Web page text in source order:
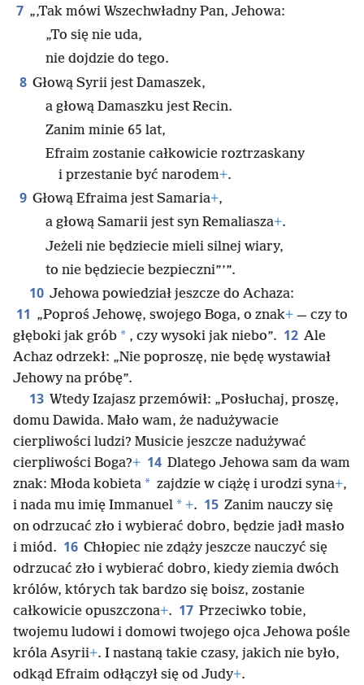
7 „‚Tak mówi Wszechwładny Pan, Jehowa:
„To się nie uda,
nie dojdzie do tego.
8 Głową Syrii jest Damaszek,
a głową Damaszku jest Recin.
Zanim minie 65 lat,
Efraim zostanie całkowicie roztrzaskany
i przestanie być narodem+.
9 Głową Efraima jest Samaria+,
a głową Samarii jest syn Remaliasza+.
Jeżeli nie będziecie mieli silnej wiary,
to nie będziecie bezpieczni”’”.
10 Jehowa powiedział jeszcze do Achaza:
11 „Poproś Jehowę, swojego Boga, o znak+ — czy to
głęboki jak grób * , czy wysoki jak niebo”. 12 Ale
Achaz odrzekł: „Nie poproszę, nie będę wystawiał
Jehowy na próbę”.
13 Wtedy Izajasz przemówił: „Posłuchaj, proszę,
domu Dawida. Mało wam, że nadużywacie
cierpliwości ludzi? Musicie jeszcze nadużywać
cierpliwości Boga?+ 14 Dlatego Jehowa sam da wam
znak: Młoda kobieta * zajdzie w ciążę i urodzi syna+,
i nada mu imię Immanuel * +. 15 Zanim nauczy się
on odrzucać zło i wybierać dobro, będzie jadł masło
i miód. 16 Chłopiec nie zdąży jeszcze nauczyć się
odrzucać zło i wybierać dobro, kiedy ziemia dwóch
królów, których tak bardzo się boisz, zostanie
całkowicie opuszczona+. 17 Przeciwko tobie,
twojemu ludowi i domowi twojego ojca Jehowa pośle
króla Asyrii+. I nastaną takie czasy, jakich nie było,
odkąd Efraim odłączył się od Judy+.